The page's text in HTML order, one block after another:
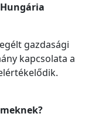
Hungária
gazdasági
kapcsolata a